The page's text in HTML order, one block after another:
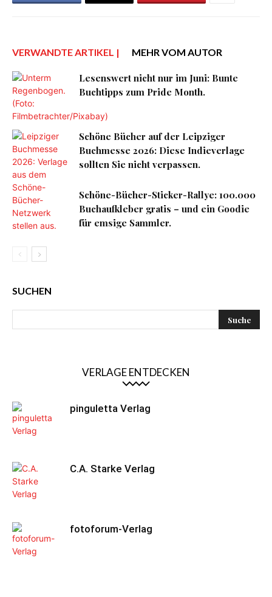
VERWANDTE ARTIKEL | MEHR VOM AUTOR
Lesenswert nicht nur im Juni: Bunte
Buchtipps zum Pride Month.
Schöne Bücher auf der Leipziger
Buchmesse 2026: Diese Indieverlage
sollten Sie nicht verpassen.
Schöne-Bücher-Sticker-Rallye: 100.000
Buchaufkleber gratis – und ein Goodie
für emsige Sammler.
SUCHEN
VERLAGE ENTDECKEN
pinguletta Verlag
C.A. Starke Verlag
fotoforum-Verlag